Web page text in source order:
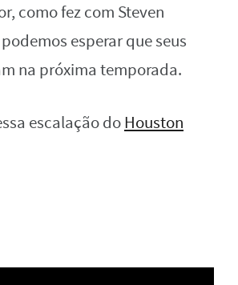
como fez com Steven
esperar que seus
na próxima temporada.
escalação doHouston